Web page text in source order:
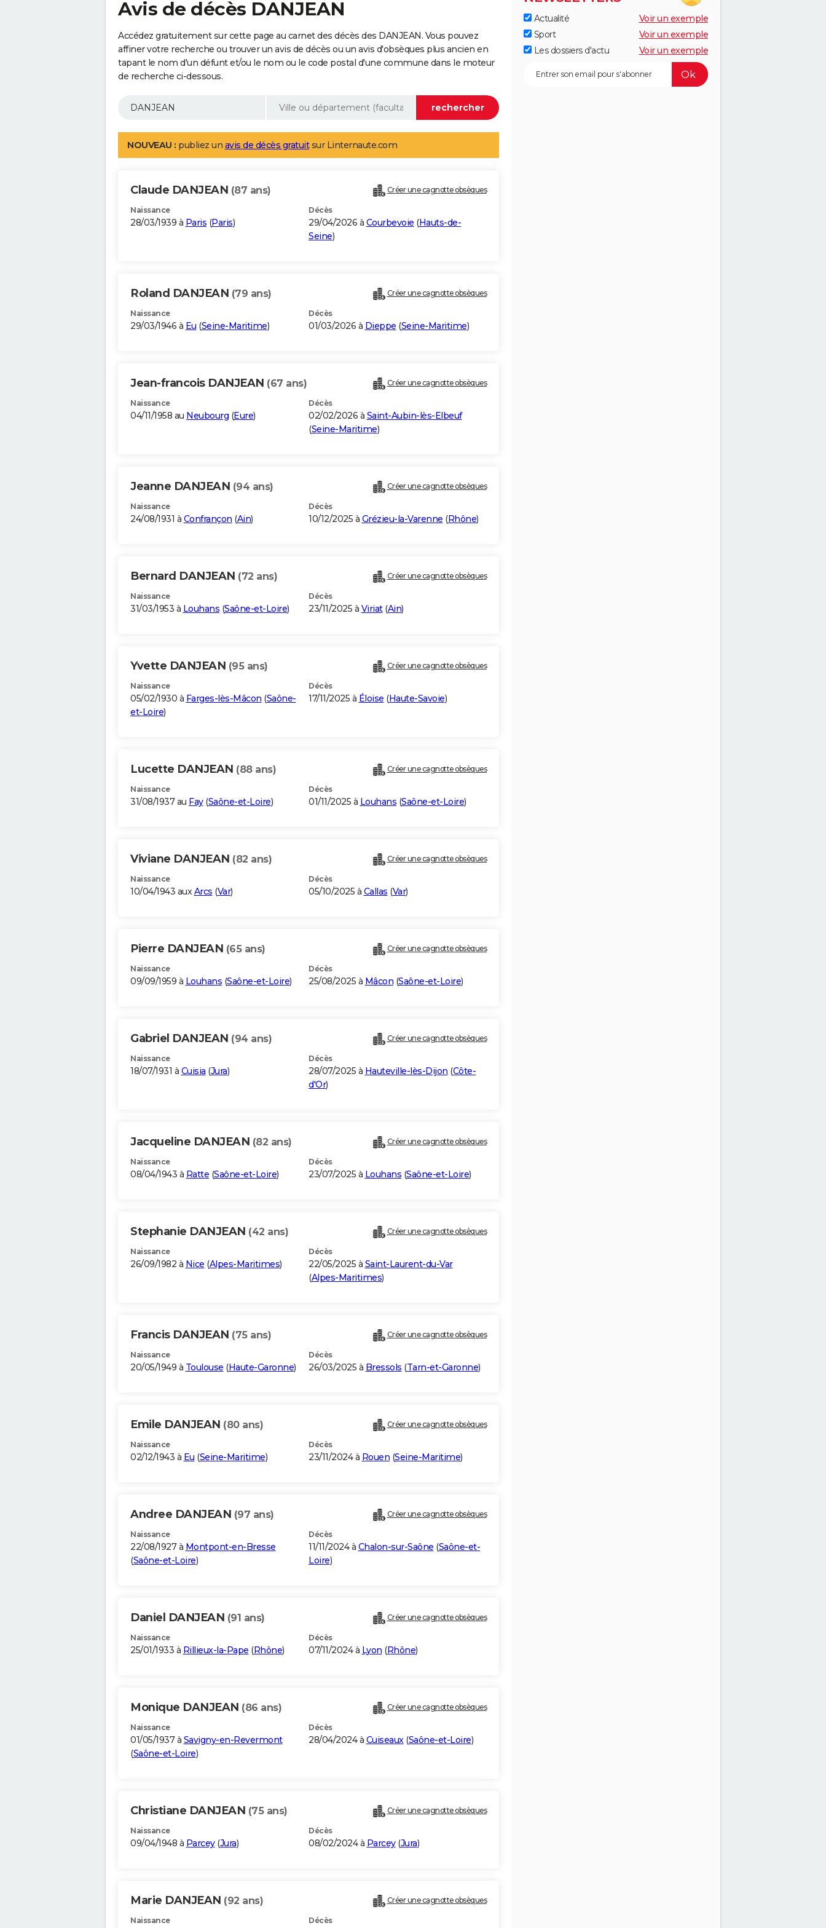
Avis de décès DANJEAN
Accédez gratuitement sur cette page au carnet des décès des DANJEAN. Vous pouvez
affiner votre recherche ou trouver un avis de décès ou un avis d'obsèques plus ancien en
tapant le nom d'un défunt et/ou le nom ou le code postal d'une commune dans le moteur
de recherche ci-dessous.
NOUVEAU : publiez un avis de décès gratuitsur Linternaute.com
Claude DANJEAN (87 ans) Créer une cagnotte obsèques
Naissance
28/03/1939 à Paris (Paris)
Décès
29/04/2026 à Courbevoie (Hauts-de-
Seine)
Roland DANJEAN (79 ans) Créer une cagnotte obsèques
Naissance
29/03/1946 à Eu (Seine-Maritime)
Décès
01/03/2026 à Dieppe (Seine-Maritime)
Jean-francois DANJEAN (67 ans) Créer une cagnotte obsèques
Naissance
04/11/1958 au Neubourg (Eure)
Décès
02/02/2026 à Saint-Aubin-lès-Elbeuf
(Seine-Maritime)
Jeanne DANJEAN (94 ans) Créer une cagnotte obsèques
Naissance
24/08/1931 à Confrançon (Ain)
Décès
10/12/2025 à Grézieu-la-Varenne (Rhône)
Bernard DANJEAN (72 ans) Créer une cagnotte obsèques
Naissance
31/03/1953 à Louhans (Saône-et-Loire)
Décès
23/11/2025 à Viriat(Ain)
Yvette DANJEAN (95 ans) Créer une cagnotte obsèques
Naissance
05/02/1930 à Farges-lès-Mâcon (Saône-
et-Loire)
Décès
17/11/2025 à Éloise (Haute-Savoie)
Lucette DANJEAN (88 ans) Créer une cagnotte obsèques
Naissance
31/08/1937 au Fay(Saône-et-Loire)
Décès
01/11/2025 à Louhans (Saône-et-Loire)
Viviane DANJEAN (82 ans) Créer une cagnotte obsèques
Naissance
10/04/1943 auxArcs (Var)
Décès
05/10/2025 à Callas (Var)
Pierre DANJEAN (65 ans) Créer une cagnotte obsèques
Naissance
09/09/1959 à Louhans (Saône-et-Loire)
Décès
25/08/2025 à Mâcon (Saône-et-Loire)
Gabriel DANJEAN (94 ans) Créer une cagnotte obsèques
Naissance
18/07/1931 à Cuisia (Jura)
Décès
28/07/2025 à Hauteville-lès-Dijon (Côte-
d'Or)
Jacqueline DANJEAN (82 ans) Créer une cagnotte obsèques
Naissance
08/04/1943 à Ratte (Saône-et-Loire)
Décès
23/07/2025 à Louhans (Saône-et-Loire)
Stephanie DANJEAN (42 ans) Créer une cagnotte obsèques
Naissance
26/09/1982 à Nice (Alpes-Maritimes)
Décès
22/05/2025 à Saint-Laurent-du-Var
(Alpes-Maritimes)
Francis DANJEAN (75 ans) Créer une cagnotte obsèques
Naissance
20/05/1949 à Toulouse (Haute-Garonne)
Décès
26/03/2025 à Bressols (Tarn-et-Garonne)
Emile DANJEAN (80 ans) Créer une cagnotte obsèques
Naissance
02/12/1943 à Eu (Seine-Maritime)
Décès
23/11/2024 à Rouen (Seine-Maritime)
Andree DANJEAN (97 ans) Créer une cagnotte obsèques
Naissance
22/08/1927 à Montpont-en-Bresse
(Saône-et-Loire)
Décès
11/11/2024 à Chalon-sur-Saône (Saône-et-
Loire)
Daniel DANJEAN (91 ans) Créer une cagnotte obsèques
Naissance
25/01/1933 à Rillieux-la-Pape (Rhône)
Décès
07/11/2024 à Lyon (Rhône)
Monique DANJEAN (86 ans) Créer une cagnotte obsèques
Naissance
01/05/1937 à Savigny-en-Revermont
(Saône-et-Loire)
Décès
28/04/2024 à Cuiseaux(Saône-et-Loire)
Christiane DANJEAN (75 ans) Créer une cagnotte obsèques
Naissance
09/04/1948 à Parcey(Jura)
Décès
08/02/2024 à Parcey(Jura)
Marie DANJEAN (92 ans) Créer une cagnotte obsèques
Naissance Décès
Actualité
Voir un exemple
Sport
Voir un exemple
Les dossiers d'actu
Voir un exemple